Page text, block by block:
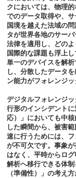
クにおいては、物理
でのデータ取得や、
国境を越えた法域の
タが世界各地のサー
法律を適用し、どの
国際的な課題も浮上
単一のデバイスを解
し、分散したデータ
ン能力がフォレンジ
デジタルフォレンジ
行形のインシデント
応）」においても中
した瞬間から、被害
速に行うためには、
が不可欠です。事象
はなく、平時からロ
解析へ移行できる体
（準備性）」の考え